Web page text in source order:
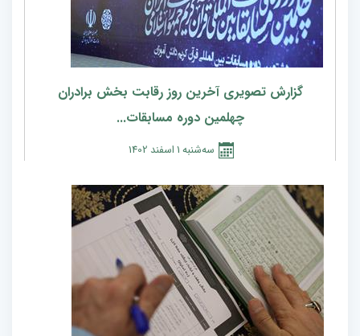
گزارش تصویری آخرین روز رقابت بخش برادران
چهلمین دوره مسابقات...
سه‌شنبه1اسفند 1402